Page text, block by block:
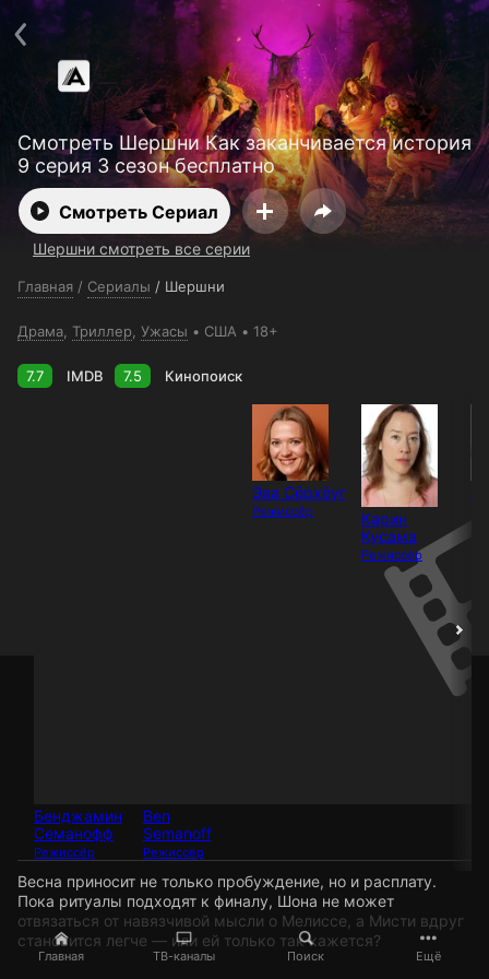
Главная ТВ-каналы Поиск Ещё
Смотреть Шершни Как заканчивается история
9 серия 3 сезон бесплатно
Смотреть Сериал
Шершни смотреть все серии
Главная / Сериалы / Шершни
Драма Триллер Ужасы США 18+
7.7 IMDB 7.5 Кинопоиск
Бенджамин
Семанофф
Режиссёр
Ben
Semanoff
Режиссёр
Эва Сёрхёуг
Режиссёр
Карин
Кусама
Режиссёр
Весна приносит не только пробуждение, но и расплату.
Пока ритуалы подходят к финалу, Шона не может
отвязаться от навязчивой мысли о Мелиссе, а Мисти вдруг
становится легче — или ей только так кажется?
Поддержка: support@24h.tv
О сервисе
Пользовательское соглашение
Политика конфиденциальности
Для партнёров
Открыть приложение
Ввести промокод
Установить на ТВ
Бесплатные каналы Контакты